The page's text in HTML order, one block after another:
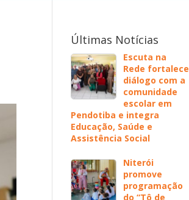
Últimas Notícias
Escuta na
Rede fortalece
diálogo com a
comunidade
escolar em
Pendotiba e integra
Educação, Saúde e
Assistência Social
Niterói
promove
programação
do “Tô de